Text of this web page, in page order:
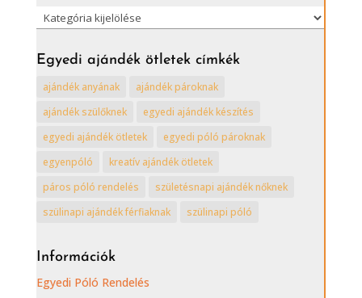
Egyedi
ajándék
ötletek
kategóriái
Egyedi ajándék ötletek címkék
ajándék anyának
ajándék pároknak
ajándék szülőknek
egyedi ajándék készítés
egyedi ajándék ötletek
egyedi póló pároknak
egyenpóló
kreatív ajándék ötletek
páros póló rendelés
születésnapi ajándék nőknek
szülinapi ajándék férfiaknak
szülinapi póló
Információk
Egyedi Póló Rendelés